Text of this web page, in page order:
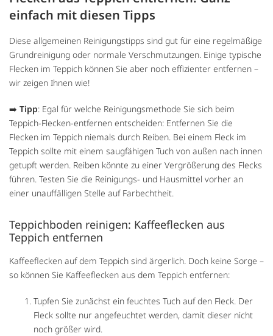
einfach mit diesen Tipps
Diese allgemeinen Reinigungstipps sind gut für eine regelmäßige
Grundreinigung oder normale Verschmutzungen. Einige typische
Flecken im Teppich können Sie aber noch effizienter entfernen –
wir zeigen Ihnen wie!
➡️ Tipp: Egal für welche Reinigungsmethode Sie sich beim
Teppich-Flecken-entfernen entscheiden: Entfernen Sie die
Flecken im Teppich niemals durch Reiben. Bei einem Fleck im
Teppich sollte mit einem saugfähigen Tuch von außen nach innen
getupft werden. Reiben könnte zu einer Vergrößerung des Flecks
führen. Testen Sie die Reinigungs- und Hausmittel vorher an
einer unauffälligen Stelle auf Farbechtheit.
Teppichboden reinigen: Kaffeeflecken aus
Teppich entfernen
Kaffeeflecken auf dem Teppich sind ärgerlich. Doch keine Sorge –
so können Sie Kaffeeflecken aus dem Teppich entfernen:
Tupfen Sie zunächst ein feuchtes Tuch auf den Fleck. Der
Fleck sollte nur angefeuchtet werden, damit dieser nicht
noch größer wird.